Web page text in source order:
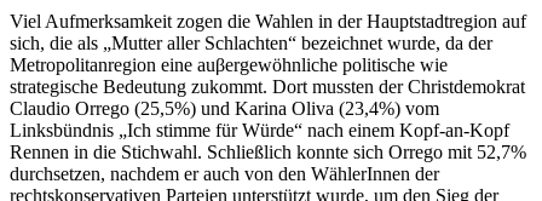
Viel Aufmerksamkeit zogen die Wahlen in der Hauptstadtregion auf
sich, die als „Mutter aller Schlachten“ bezeichnet wurde, da der
Metropolitanregion eine auβergewöhnliche politische wie
strategische Bedeutung zukommt. Dort mussten der Christdemokrat
Claudio Orrego (25,5%) und Karina Oliva (23,4%) vom
Linksbündnis „Ich stimme für Würde“ nach einem Kopf-an-Kopf
Rennen in die Stichwahl. Schließlich konnte sich Orrego mit 52,7%
durchsetzen, nachdem er auch von den WählerInnen der
rechtskonservativen Parteien unterstützt wurde, um den Sieg der